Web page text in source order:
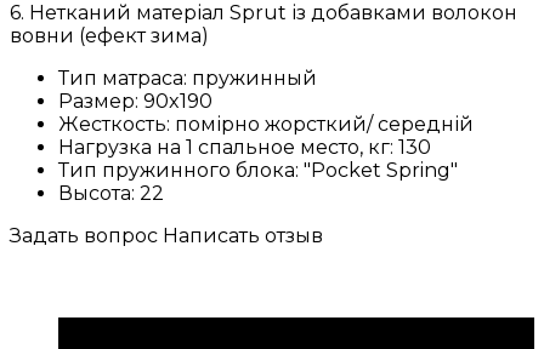
6. Нетканий матеріал Sprut із добавками волокон
вовни (ефект зима)
Тип матраса: пружинный
Размер: 90x190
Жесткость: помірно жорсткий/ середній
Нагрузка на 1 спальное место, кг: 130
Тип пружинного блока: "Pocket Spring"
Высота: 22
Задать вопрос Написать отзыв